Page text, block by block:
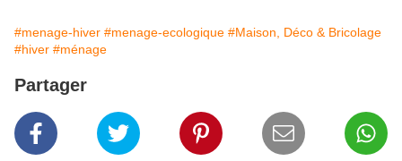
#menage-hiver #menage-ecologique #Maison, Déco & Bricolage
#hiver #ménage
Partager